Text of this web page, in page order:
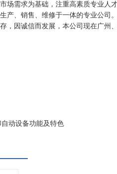
场需求为基础，注重高素质专业人
产、销售、维修于一体的专业公司
，因诚信而发展，本公司现在广州、
动设备功能及特色